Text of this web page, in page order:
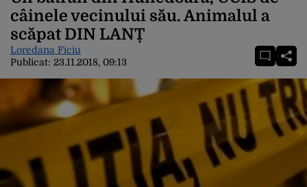
câinele vecinului său. Animalul a
scăpat DIN LANȚ
Loredana Ficiu
Publicat: 23.11.2018, 09:13